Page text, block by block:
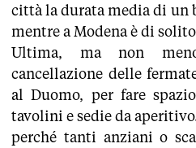
città la durata media di
mentre a Modena è di
Ultima, ma non
cancellazione delle
al Duomo, per fare
tavolini e sedie da
perché tanti anziani o